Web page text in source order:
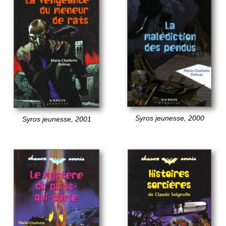
Syros jeunesse, 2001 Syros jeunesse, 2000